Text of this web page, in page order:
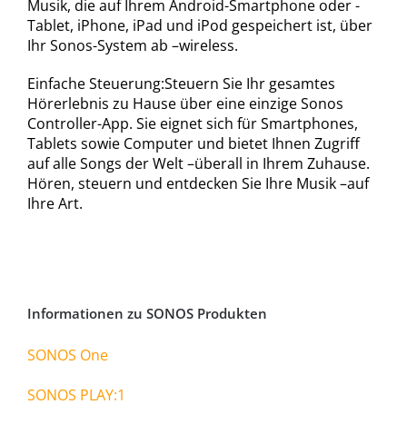
Musik, die auf Ihrem Android-Smartphone oder -
Tablet, iPhone, iPad und iPod gespeichert ist, über
Ihr Sonos-System ab –wireless.
Einfache Steuerung:Steuern Sie Ihr gesamtes
Hörerlebnis zu Hause über eine einzige Sonos
Controller-App. Sie eignet sich für Smartphones,
Tablets sowie Computer und bietet Ihnen Zugriff
auf alle Songs der Welt –überall in Ihrem Zuhause.
Hören, steuern und entdecken Sie Ihre Musik –auf
Ihre Art.
Informationen zu SONOS Produkten
SONOS One
SONOS PLAY:1